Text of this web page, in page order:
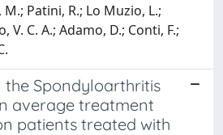
Patini, R.; Lo Muzio, L.;
V. C. A.; Adamo, D.; Conti, F.;
the Spondyloarthritis
average treatment
patients treated with